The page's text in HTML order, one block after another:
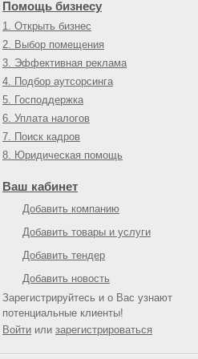
Помощь бизнесу
1. Открыть бизнес
2. Выбор помещения
3. Эффективная реклама
4. Подбор аутсорсинга
5. Господдержка
6. Уплата налогов
7. Поиск кадров
8. Юридическая помощь
Ваш кабинет
Добавить компанию
Добавить товары и услуги
Добавить тендер
Добавить новость
Зарегистрируйтесь и о Вас узнают
потенциальные клиенты!
Войти или зарегистрироваться